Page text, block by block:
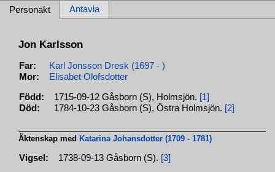
Personakt Antavla
Jon Karlsson
Far:
Karl Jonsson Dresk (1697 - )
Mor:
Elisabet Olofsdotter
Född: 1715-09-12 Gåsborn (S), Holmsjön. [1]
Död:
1784-10-23 Gåsborn (S), Östra Holmsjön. [2]
Äktenskap med Katarina Johansdotter (1709 - 1781)
Vigsel: 1738-09-13 Gåsborn (S). [3]